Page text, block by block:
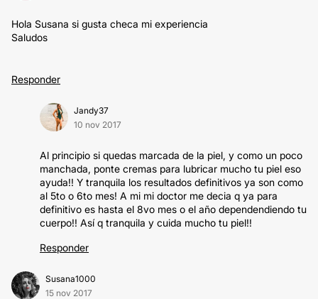
Hola Susana si gusta checa mi experiencia
Saludos
Responder
Jandy37
10 nov 2017
Al principio si quedas marcada de la piel, y como un poco
manchada, ponte cremas para lubricar mucho tu piel eso
ayuda!! Y tranquila los resultados definitivos ya son como
al 5to o 6to mes! A mi mi doctor me decia q ya para
definitivo es hasta el 8vo mes o el año dependendiendo tu
cuerpo!! Así q tranquila y cuida mucho tu piel!!
Responder
Susana1000
15 nov 2017